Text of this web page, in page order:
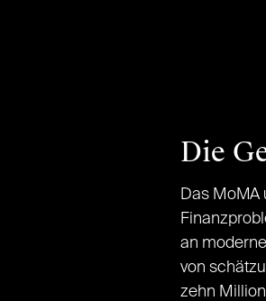
Die
Das MoMA
an
von
zehn